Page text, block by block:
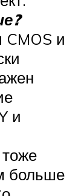
и
и
больше